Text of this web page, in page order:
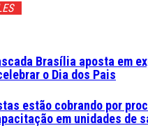
Brasília aposta em
o Dia dos Pais
estão cobrando por
em unidades de